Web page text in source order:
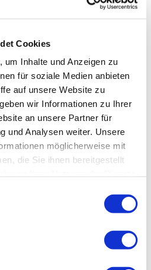
Cookies
um Inhalte und Anzeigen zu
für soziale Medien anbieten
auf unsere Website zu
wir Informationen zu Ihrer
an unsere Partner für
und Analysen weiter. Unsere
möglicherweise mit
die Sie ihnen bereitgestellt
der Welt, Berlin,
viele Menschen um – und
Berlin bis New York, von